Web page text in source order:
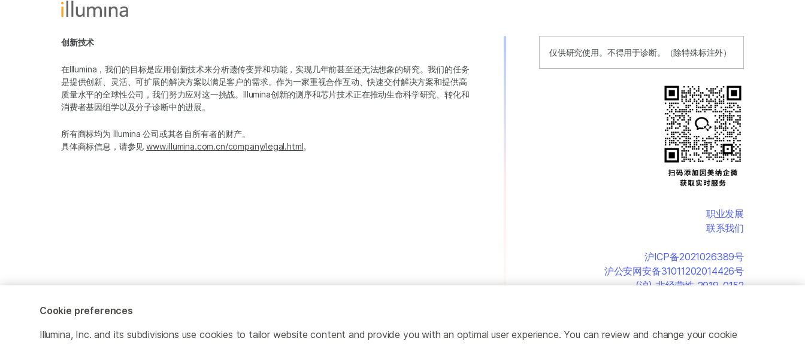
仅供研究使用。不得用于诊断。（除特殊标注外）
创新技术
在Illumina，我们的目标是应用创新技术来分析遗传变异和功能，实现几年前甚至还无法想象的研究。我们的任务
是提供创新、灵活、可扩展的解决方案以满足客户的需求。作为一家重视合作互动、快速交付解决方案和提供高
质量水平的全球性公司，我们努力应对这一挑战。Illumina创新的测序和芯片技术正在推动生命科学研究、转化和
消费者基因组学以及分子诊断中的进展。
所有商标均为 Illumina 公司或其各自所有者的财产。
具体商标信息，请参见www.illumina.com.cn/company/legal.html。
职业发展
联系我们
沪ICP备2021026389号
沪公安网安备31011202014426号
(沪)-非经营性-2019-0152
Cookie preferences
Illumina, Inc. and its subdivisions use cookies to tailor website content and provide you with an optimal user experience. You can review and change your cookie